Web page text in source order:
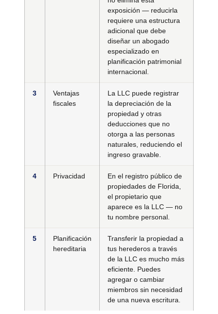
exposición — reducirla
requiere una estructura
adicional que debe
diseñar un abogado
especializado en
planificación patrimonial
internacional.
3
Ventajas
fiscales
La LLC puede registrar
la depreciación de la
propiedad y otras
deducciones que no
otorga a las personas
naturales, reduciendo el
ingreso gravable.
4 Privacidad
En el registro público de
propiedades de Florida,
el propietario que
aparece es la LLC — no
tu nombre personal.
5
Planificación
hereditaria
Transferir la propiedad a
tus herederos a través
de la LLC es mucho más
eficiente. Puedes
agregar o cambiar
miembros sin necesidad
de una nueva escritura.